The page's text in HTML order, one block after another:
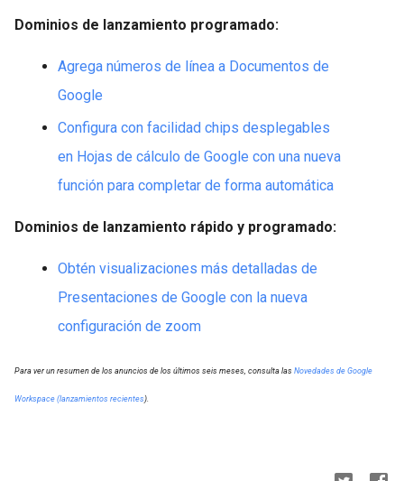
Dominios de lanzamiento programado:
Agrega números de línea a Documentos de
Google
Configura con facilidad chips desplegables
en Hojas de cálculo de Google con una nueva
función para completar de forma automática
Dominios de lanzamiento rápido y programado:
Obtén visualizaciones más detalladas de
Presentaciones de Google con la nueva
configuración de zoom
Para ver un resumen de los anuncios de los últimos seis meses, consulta las Novedades de Google
Workspace (lanzamientos recientes ).